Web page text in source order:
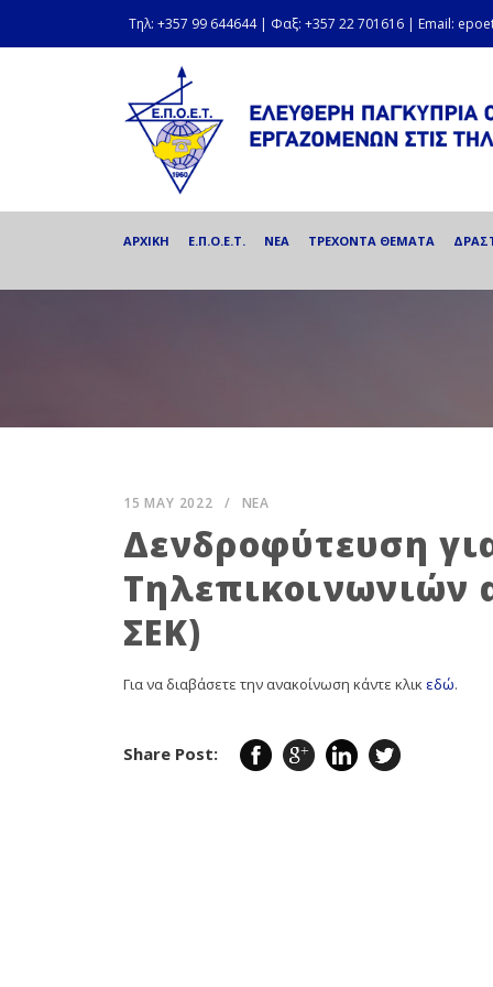
Τηλ: +357 99 644644 | Φαξ: +357 22 701616 | Email:
ΑΡΧΙΚΗ Ε.Π.Ο.Ε.Τ. ΝΕΑ ΤΡΕΧΟΝΤΑ ΘΕΜΑΤΑ
15 MAY 2022 / ΝΕΑ
Δενδροφύτευση
Τηλεπικοινωνιών
ΣΕΚ)
Για να διαβάσετε την ανακοίνωση κάντε κλικ εδώ.
Share Post: